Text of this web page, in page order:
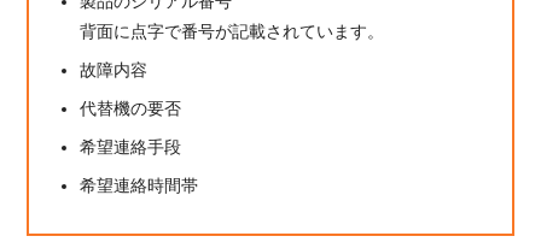
背面に点字で番号が記載されています。
故障内容
代替機の要否
希望連絡手段
希望連絡時間帯